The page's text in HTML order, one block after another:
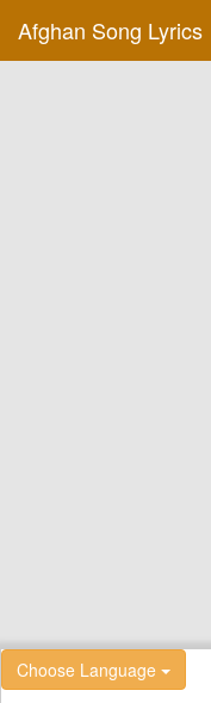
Afghan Song Lyrics
Choose Language